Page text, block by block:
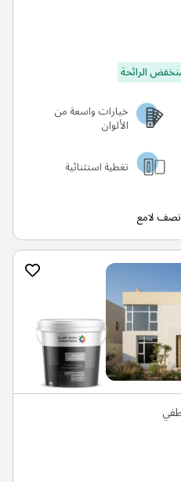
الرائحة
خيارات واسعة من
الألوان
تغطية استثنائية
نصف لامع